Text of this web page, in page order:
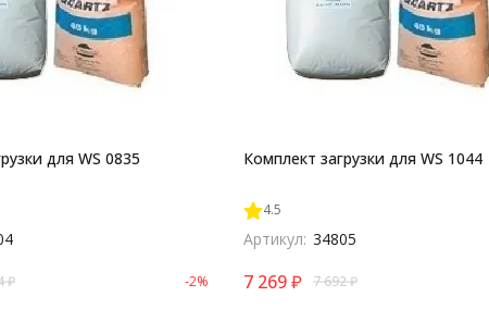
для WS 0835
₽ -2%
Комплект загрузки для WS 1044
4.5
Артикул: 34805
7 269₽ 7 692₽